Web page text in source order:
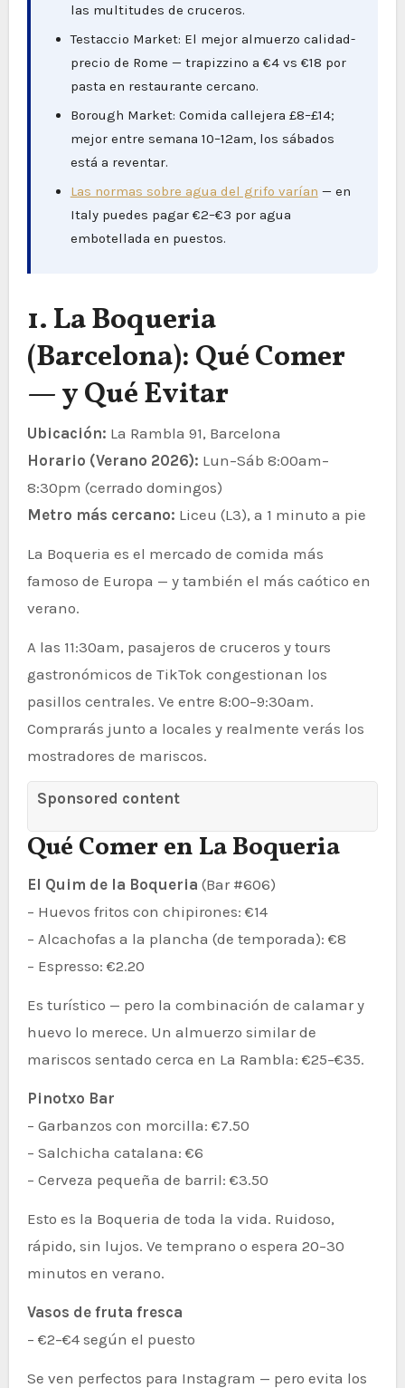
las multitudes de cruceros.
Testaccio Market: El mejor almuerzo calidad-
precio de Rome — trapizzino a €4 vs €18 por
pasta en restaurante cercano.
Borough Market: Comida callejera £8–£14;
mejor entre semana 10–12am, los sábados
está a reventar.
Las normas sobre agua del grifo varían — en
Italy puedes pagar €2–€3 por agua
embotellada en puestos.
1. La Boqueria
(Barcelona): Qué Comer
— y Qué Evitar
Ubicación: La Rambla 91, Barcelona
Horario (Verano 2026): Lun–Sáb 8:00am–
8:30pm (cerrado domingos)
Metro más cercano: Liceu (L3), a 1 minuto a pie
La Boqueria es el mercado de comida más
famoso de Europa — y también el más caótico en
verano.
A las 11:30am, pasajeros de cruceros y tours
gastronómicos de TikTok congestionan los
pasillos centrales. Ve entre 8:00–9:30am.
Comprarás junto a locales y realmente verás los
mostradores de mariscos.
Sponsored content
Qué Comer en La Boqueria
El Quim de la Boqueria (Bar #606)
– Huevos fritos con chipirones: €14
– Alcachofas a la plancha (de temporada): €8
– Espresso: €2.20
Es turístico — pero la combinación de calamar y
huevo lo merece. Un almuerzo similar de
mariscos sentado cerca en La Rambla: €25–€35.
Pinotxo Bar
– Garbanzos con morcilla: €7.50
– Salchicha catalana: €6
– Cerveza pequeña de barril: €3.50
Esto es la Boqueria de toda la vida. Ruidoso,
rápido, sin lujos. Ve temprano o espera 20–30
minutos en verano.
Vasos de fruta fresca
– €2–€4 según el puesto
Se ven perfectos para Instagram — pero evita los